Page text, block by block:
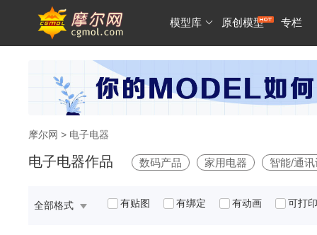
模型库 原创模型 专栏
摩尔网 > 电子电器
电子电器作品 数码产品 家用电器 智能/通
全部格式 有贴图 有绑定 有动画 可打印